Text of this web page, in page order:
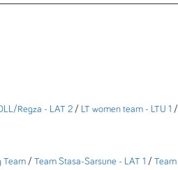
Regza - LAT 2 / LT women team - LTU 1 /
Team / Team Stasa-Sarsune - LAT 1 / Team